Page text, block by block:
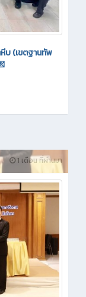
บ (เขตฐานทัพ
1 เดือน ที่ผ่านมา